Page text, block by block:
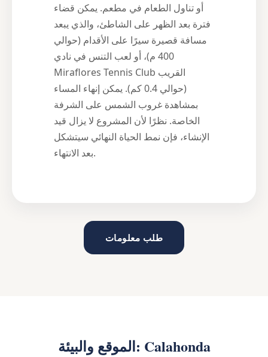
أو تناول الطعام في مطعم. يمكن قضاء
فترة بعد الظهر على الشاطئ، والذي يبعد
مسافة قصيرة سيرًا على الأقدام (حوالي
400 م)، أو لعب التنس في نادي
Miraflores Tennis Club القريب
(حوالي 0.4 كم). يمكن إنهاء المساء
بمشاهدة غروب الشمس على الشرفة
الخاصة. نظرًا لأن المشروع لا يزال قيد
الإنشاء، فإن نمط الحياة النهائي سيتشكل
بعد الانتهاء.
طلب معلومات
الموقع والبيئة: Calahonda